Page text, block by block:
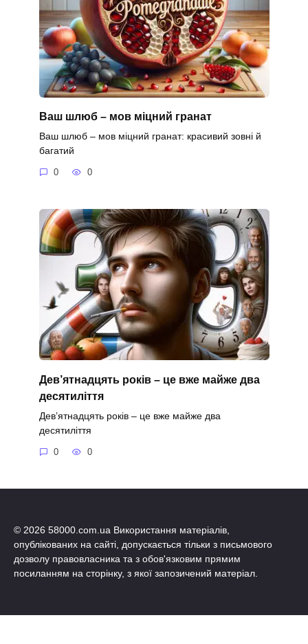
Ваш шлюб – мов міцний гранат
Ваш шлюб – мов міцний гранат: красивий зовні й
багатий
0 0
Дев’ятнадцять років – це вже майже два
десятиліття
Дев’ятнадцять років – це вже майже два
десятиліття
0 0
© 2026 58000.com.ua Використання матеріалів,
опублікованих на сайті, допускається тільки з письмового
дозволу правовласника та з обов'язковим прямим
посиланням на сторінку, з якої запозичений матеріал.